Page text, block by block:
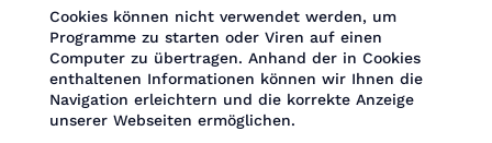
Cookies können nicht verwendet werden, um
Programme zu starten oder Viren auf einen
Computer zu übertragen. Anhand der in Cookies
enthaltenen Informationen können wir Ihnen die
Navigation erleichtern und die korrekte Anzeige
unserer Webseiten ermöglichen.